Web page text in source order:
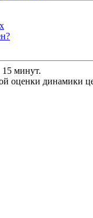
15 минут.
оценки динамики